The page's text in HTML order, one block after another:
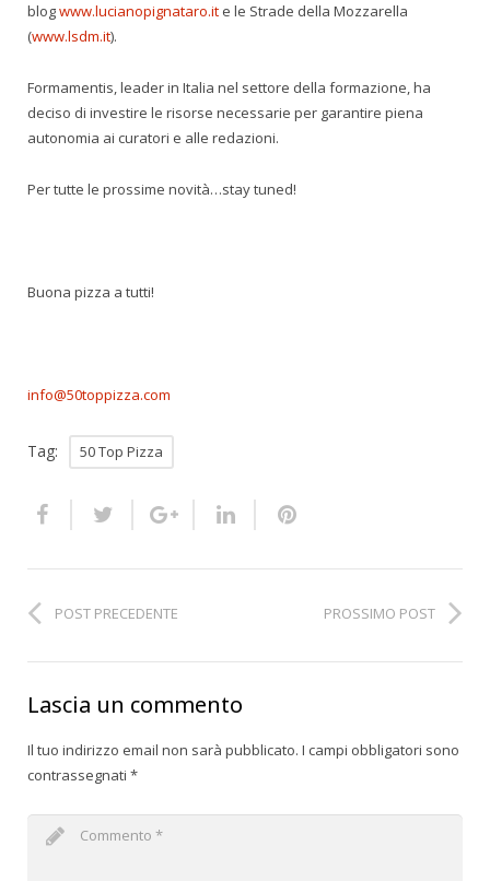
blogwww.lucianopignataro.it e le Strade della Mozzarella
(www.lsdm.it).
Formamentis, leader in Italia nel settore della formazione, ha
deciso di investire le risorse necessarie per garantire piena
autonomia ai curatori e alle redazioni.
Per tutte le prossime novità…stay tuned!
Buona pizza a tutti!
info@50toppizza.com
Tag: 50 Top Pizza
POST PRECEDENTE PROSSIMO POST
Lascia un commento
Il tuo indirizzo email non sarà pubblicato. I campi obbligatori sono
contrassegnati *